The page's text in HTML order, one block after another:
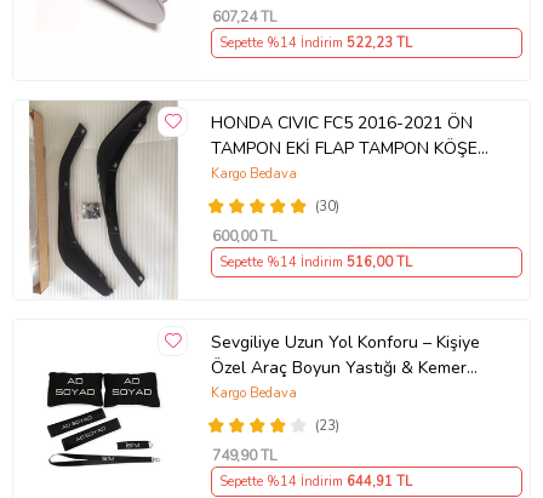
607,24 TL
Sepette %14 İndirim 522,23 TL
HONDA CIVIC FC5 2016-2021 ÖN
TAMPON EKİ FLAP TAMPON KÖŞESİ
TAKIM SAĞ SOL KAMPANYA ŞOKK
FİYAT OEM
(30)
Kargo Bedava
600,00 TL
Sepette %14 İndirim 516,00 TL
Sevgiliye Uzun Yol Konforu – Kişiye
Özel Araç Boyun Yastığı & Kemer
Pedi Hediye Seti
(23)
Kargo Bedava
749,90 TL
Sepette %14 İndirim 644,91 TL